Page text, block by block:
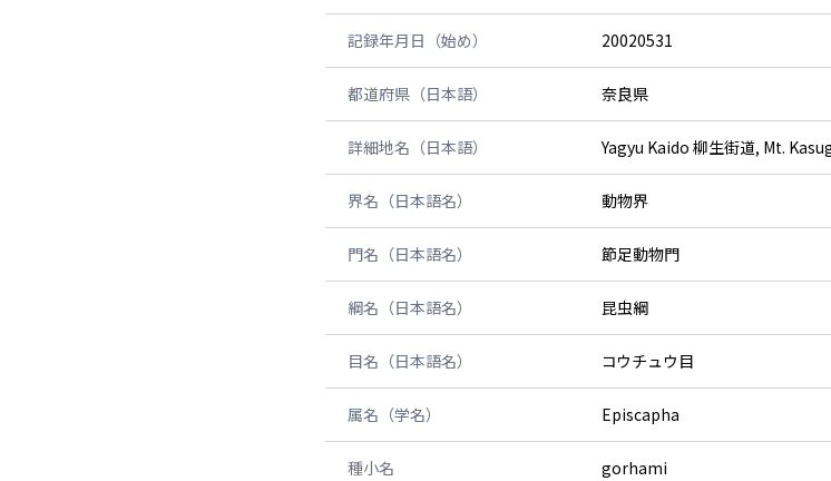
記録年月日（始め） 20020531
都道府県（日本語） 奈良県
詳細地名（日本語） Yagyu Kaido 柳生街道, Mt.
界名（日本語名） 動物界
門名（日本語名） 節足動物門
綱名（日本語名） 昆虫綱
目名（日本語名） コウチュウ目
属名（学名） Episcapha
種小名 gorhami